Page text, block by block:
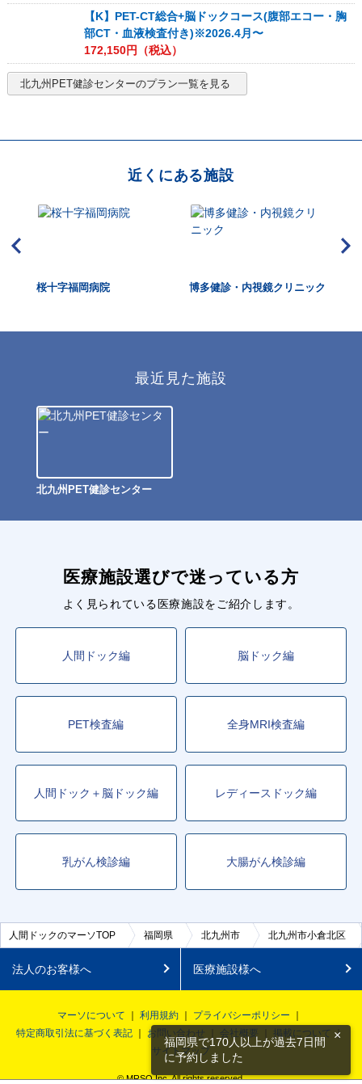
【K】PET-CT総合+脳ドックコース(腹部エコー・胸
部CT・血液検査付き)※2026.4月〜
172,150円（税込）
北九州PET健診センターのプラン一覧を見る
近くにある施設
桜十字福岡病院 博多健診・内視鏡クリニック
最近見た施設
北九州PET健診センター
医療施設選びで迷っている方
よく見られている医療施設をご紹介します。
人間ドック編 脳ドック編
PET検査編 全身MRI検査編
人間ドック＋脳ドック編 レディースドック編
乳がん検診編 大腸がん検診編
人間ドックのマーソTOP 福岡県 北九州市 北九州市小倉北区
法人のお客様へ 医療施設様へ
マーソについて 利用規約
プライバシーポリシー
特定商取引法に基づく表記
お問い合わせ 会社概要
掲載について
サイトマップ
© MRSO Inc. All rights reserved.
福岡県で170人以上が過去7日間
に予約しました
×